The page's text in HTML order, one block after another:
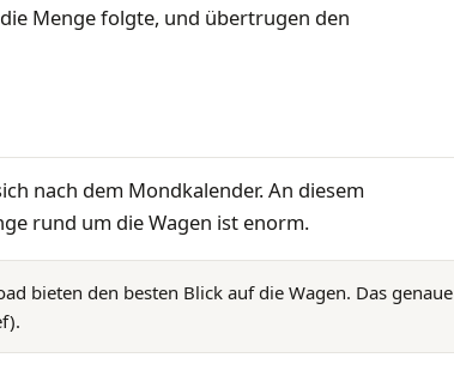
Menge folgte, und übertrugen den
nach dem Mondkalender. An diesem
rund um die Wagen ist enorm.
bieten den besten Blick auf die Wagen. Das genaue